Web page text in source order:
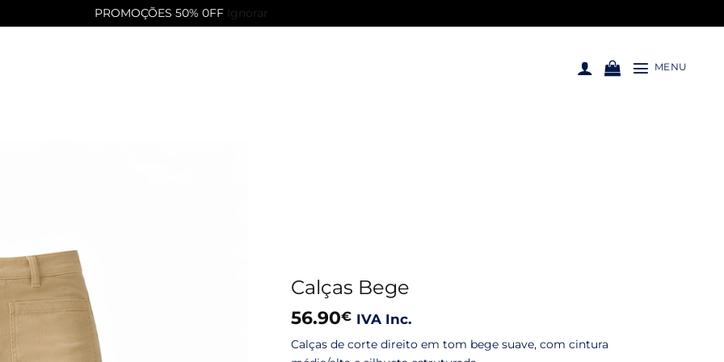
PROMOÇÕES 50% 0FF Ignorar
MENU
Calças Bege
56.90€ IVA Inc.
Calças de corte direito em tom bege suave, com cintura